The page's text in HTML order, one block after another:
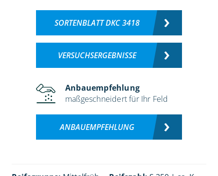
SORTENBLATT DKC 3418
VERSUCHSERGEBNISSE
Anbauempfehlung
maßgeschneidert für Ihr Feld
ANBAUEMPFEHLUNG